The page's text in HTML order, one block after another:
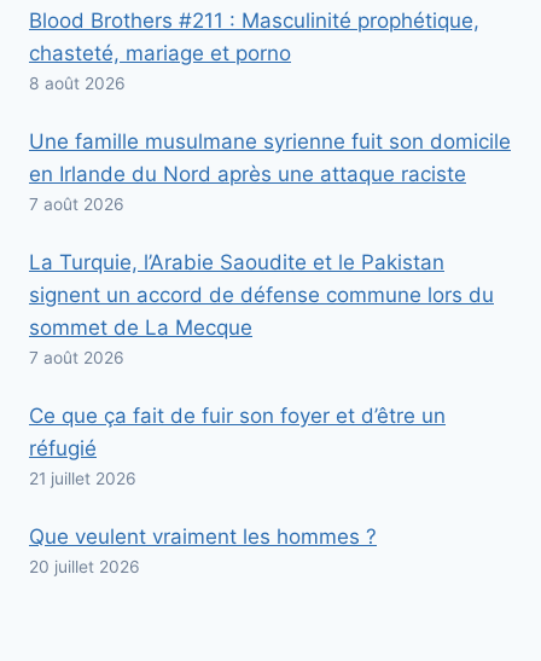
Blood Brothers #211 : Masculinité prophétique,
chasteté, mariage et porno
8 août 2026
Une famille musulmane syrienne fuit son domicile
en Irlande du Nord après une attaque raciste
7 août 2026
La Turquie, l’Arabie Saoudite et le Pakistan
signent un accord de défense commune lors du
sommet de La Mecque
7 août 2026
Ce que ça fait de fuir son foyer et d’être un
réfugié
21 juillet 2026
Que veulent vraiment les hommes ?
20 juillet 2026